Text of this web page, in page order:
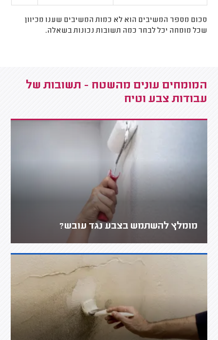
סכום מספר המשיבים הוא לא כמות המשיבים שענו מכיוון
שכל מומחה יכל לבחר כמה תשובות נכונות בשאלה.
המומחים עונים מהשטח - תשובות של
עבודות צבע וטיח
מומלץ להשתמש בצבע נגד עובש?